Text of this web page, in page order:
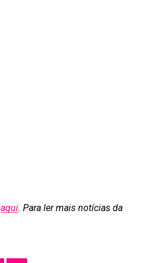
aqui. Para ler mais notícias da